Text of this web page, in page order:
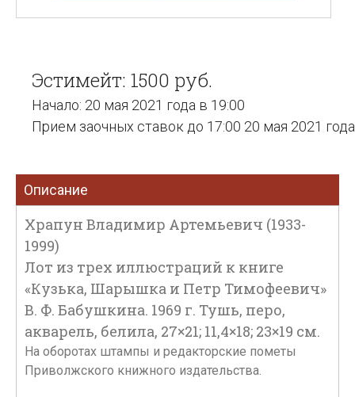
Эстимейт: 1500 руб.
Начало: 20 мая 2021 года в 19:00
Прием заочных ставок до 17:00 20 мая 2021 года
Описание
Храпун Владимир Артемьевич (1933-
1999)
Лот из трех иллюстраций к книге
«Кузька, Шарышка и Петр Тимофеевич»
В. Ф. Бабушкина. 1969 г. Тушь, перо,
акварель, белила, 27×21; 11,4×18; 23×19 см.
На оборотах штампы и редакторские пометы
Приволжского книжного издательства.